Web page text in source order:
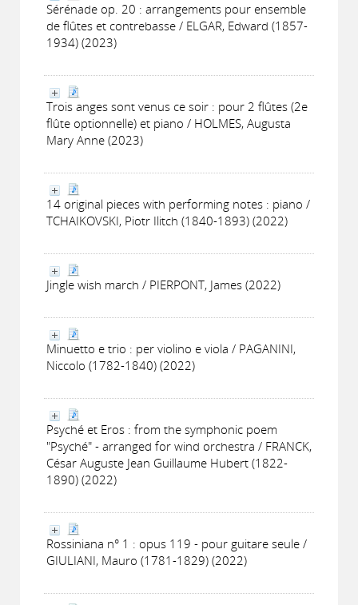
Sérénade op. 20 : arrangements pour ensemble
de flûtes et contrebasse / ELGAR, Edward (1857-
1934) (2023)
Trois anges sont venus ce soir : pour 2 flûtes (2e
flûte optionnelle) et piano / HOLMES, Augusta
Mary Anne (2023)
14 original pieces with performing notes : piano /
TCHAIKOVSKI, Piotr Ilitch (1840-1893) (2022)
Jingle wish march / PIERPONT, James (2022)
Minuetto e trio : per violino e viola / PAGANINI,
Niccolo (1782-1840) (2022)
Psyché et Eros : from the symphonic poem
"Psyché" - arranged for wind orchestra / FRANCK,
César Auguste Jean Guillaume Hubert (1822-
1890) (2022)
Rossiniana n° 1 : opus 119 - pour guitare seule /
GIULIANI, Mauro (1781-1829) (2022)